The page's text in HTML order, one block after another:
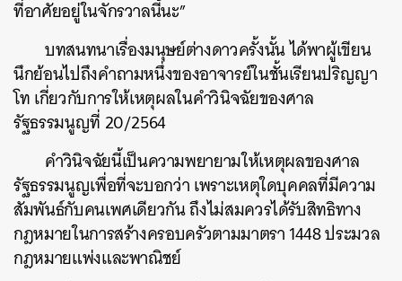
ที่อาศัยอยู่ในจักรวาลนี้นะ”
บทสนทนาเรื่องมนุษย์ต่างดาวครั้งนั้น ได้พาผู้เขียน
นึกย้อนไปถึงคำถามหนึ่งของอาจารย์ในชั้นเรียนปริญญา
โท เกี่ยวกับการให้เหตุผลในคำวินิจฉัยของศาล
รัฐธรรมนูญที่ 20/2564
คำวินิจฉัยนี้เป็นความพยายามให้เหตุผลของศาล
รัฐธรรมนูญเพื่อที่จะบอกว่า เพราะเหตุใดบุคคลที่มีความ
สัมพันธ์กับคนเพศเดียวกัน ถึงไม่สมควรได้รับสิทธิทาง
กฎหมายในการสร้างครอบครัวตามมาตรา 1448 ประมวล
กฎหมายแพ่งและพาณิชย์